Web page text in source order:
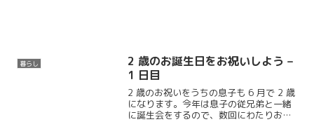
暮らし
2 歳のお誕生日をお祝いしよう –
1 日目
2 歳のお祝いをうちの息子も 6 月で 2 歳
になります。今年は息子の従兄弟と一緒
に誕生会をするので、数回にわたりお祝